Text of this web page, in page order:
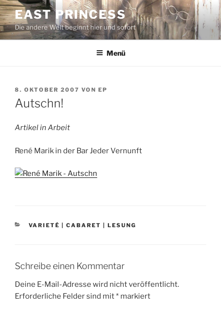
Zum
Inhalt
springen
EAST PRINCESS
Die andere Welt beginnt hier und sofort
Menü
VERÖFFENTLICHT
AM
8. OKTOBER 2007 VON EP
Autschn!
Artikel in Arbeit
René Marik in der Bar Jeder Vernunft
KATEGORIEN
VARIETÉ | CABARET | LESUNG
Schreibe einen Kommentar
Deine E-Mail-Adresse wird nicht veröffentlicht.
Erforderliche Felder sind mit* markiert